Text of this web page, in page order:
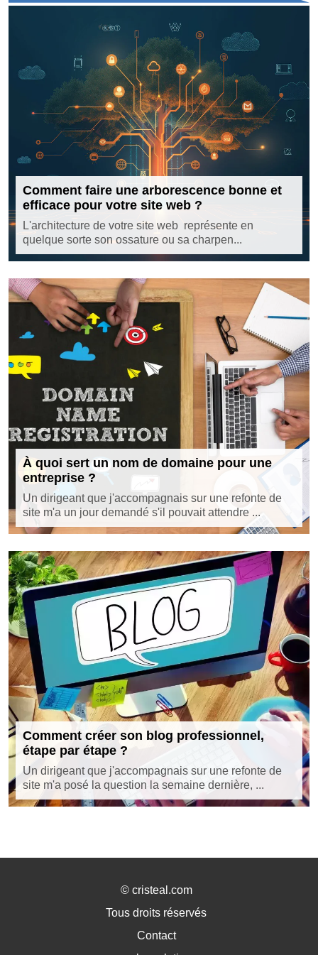
Comment faire une arborescence bonne et
efficace pour votre site web ?
L'architecture de votre site web représente en
quelque sorte son ossature ou sa charpen...
À quoi sert un nom de domaine pour une
entreprise ?
Un dirigeant que j'accompagnais sur une refonte de
site m'a un jour demandé s'il pouvait attendre ...
Comment créer son blog professionnel,
étape par étape ?
Un dirigeant que j'accompagnais sur une refonte de
site m'a posé la question la semaine dernière, ...
© cristeal.com
Tous droits réservés
Contact